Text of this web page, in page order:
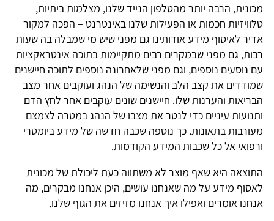
מכונית, הרבה יותר מהטלפון הנייד שלנו, מצלמות ביתיות,
טלוויזיות חכמות או הפעילות שלנו באינטרנט – הפכה למקור
אדיר לאיסוף מידע אודותינו גם מפני שיש מי שמבלה בה שעות
רבות, גם מפני שבמקרים רבים מתקיימות בתוכה אינטראקציות
עם נוסעים נוספים, וגם מפני שלאחרונה נוספים לתוכה חיישנים
שמודדים את קצב הלב והנשימה של הנהג ועוקבים אחר מצב
הבריאות והערנות שלו. חיישנים שונים עוקבים אחר לחץ הדם
ותנועות עיניים כדי לנטר את מצבו של הנהג במטרה לצמצם
מעורבות בתאונות. כך נוספה שכבה חדשה של מידע ביומטרי
ורפואי אל כל שכבות המידע הקודמות.
התוצאה היא שאף מוצר לא משתווה כעת ליכולת של מכונית
לאסוף מידע על מה שאנחנו עושים, היכן אנחנו מבקרים, מה
אנחנו אומרים ואפילו איך אנחנו מזיזים את הגוף שלנו.